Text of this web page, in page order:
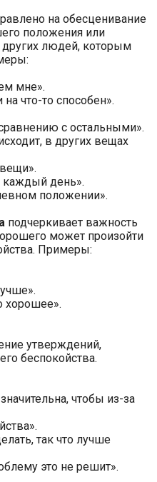
на обесценивание
положения или
людей, которым
мне».
что-то способен».
с остальными».
в других вещах
каждый день».
положении».
подчеркивает важность
может произойти
Примеры:
хорошее».
утверждений,
беспокойства.
чтобы из-за
так что лучше
это не решит».